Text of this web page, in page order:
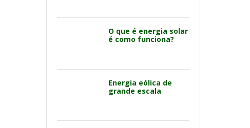
O que é energia solar
é como funciona?
Energia eólica de
grande escala